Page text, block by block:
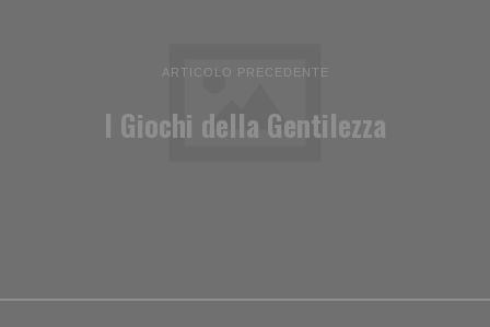
ARTICOLO PRECEDENTE
I Giochi della Gentilezza